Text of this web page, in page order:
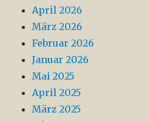
April 2026
März 2026
Februar 2026
Januar 2026
Mai 2025
April 2025
März 2025